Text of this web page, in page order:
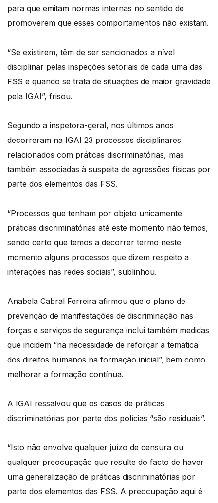
para que emitam normas internas no sentido de
promoverem que esses comportamentos não existam.
“Se existirem, têm de ser sancionados a nível
disciplinar pelas inspeções setoriais de cada uma das
FSS e quando se trata de situações de maior gravidade
pela IGAI”, frisou.
Segundo a inspetora-geral, nos últimos anos
decorreram na IGAI 23 processos disciplinares
relacionados com práticas discriminatórias, mas
também associadas à suspeita de agressões físicas por
parte dos elementos das FSS.
“Processos que tenham por objeto unicamente
práticas discriminatórias até este momento não temos,
sendo certo que temos a decorrer termo neste
momento alguns processos que dizem respeito a
interações nas redes sociais”, sublinhou.
Anabela Cabral Ferreira afirmou que o plano de
prevenção de manifestações de discriminação nas
forças e serviços de segurança inclui também medidas
que incidem “na necessidade de reforçar a temática
dos direitos humanos na formação inicial”, bem como
melhorar a formação contínua.
A IGAI ressalvou que os casos de práticas
discriminatórias por parte dos polícias “são residuais”.
“Isto não envolve qualquer juízo de censura ou
qualquer preocupação que resulte do facto de haver
uma generalização de práticas discriminatórias por
parte dos elementos das FSS. A preocupação aqui é